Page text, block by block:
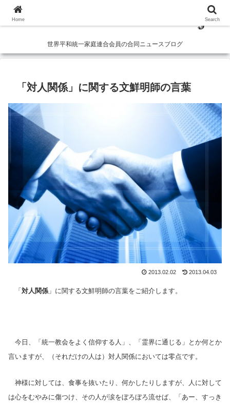
世界平和統一家庭連合会員の合同ニュースブログ
「対人関係」に関する文鮮明師の言葉
2013.02.02 2013.04.03
「対人関係 」に関する文鮮明師の言葉をご紹介します。
今日、「統一教会をよく信仰する人」、「霊界に通じる」とか何とか
言いますが、（それだけの人は）対人関係においては零点です。
神様に対しては、食事を抜いたり、何かしたりしますが、人に対して
は心をむやみに傷つけ、その人が涙をぼろぼろ流せば、「あー、すっき
Home Search